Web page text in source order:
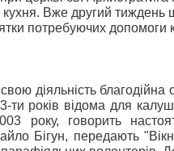
Вже другий тиждень
потребуючих
діяльність благодійна
ти років відома для
року, говорить
Бігун, передають